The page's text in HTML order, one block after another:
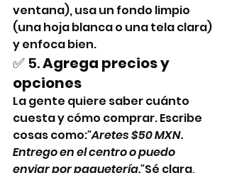
ventana), usa un fondo limpio
(una hoja blanca o una tela clara)
y enfoca bien.
✅ 5. Agrega precios y
opciones
La gente quiere saber cuánto
cuesta y cómo comprar. Escribe
cosas como:"Aretes $50 MXN.
Entrego en el centro o puedo
enviar por paquetería."Sé clara,